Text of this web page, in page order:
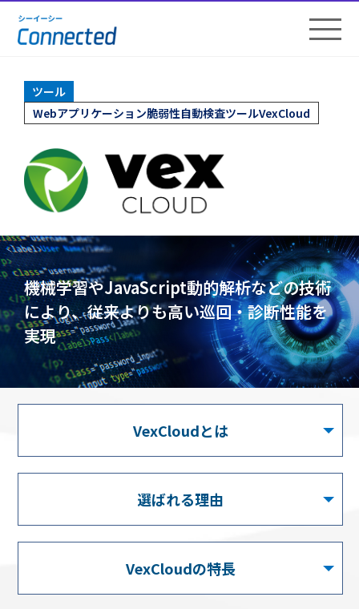
ツール
Webアプリケーション脆弱性自動検査ツールVexCloud
機械学習やJavaScript動的解析などの技術
により、従来よりも高い巡回・診断性能を
実現
VexCloudとは
選ばれる理由
VexCloudの特長